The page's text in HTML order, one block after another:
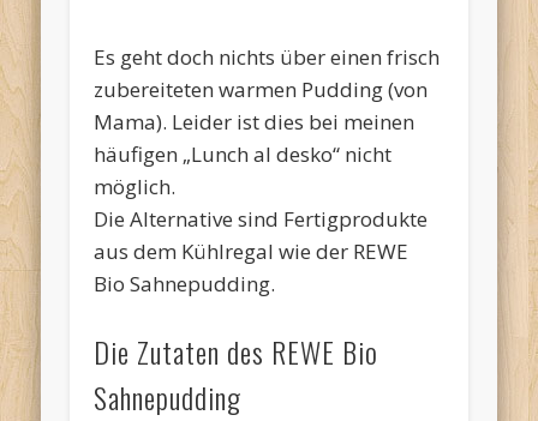
Es geht doch nichts über einen frisch
zubereiteten warmen Pudding (von
Mama). Leider ist dies bei meinen
häufigen „Lunch al desko“ nicht
möglich.
Die Alternative sind Fertigprodukte
aus dem Kühlregal wie der REWE
Bio Sahnepudding.
Die Zutaten des REWE Bio
Sahnepudding